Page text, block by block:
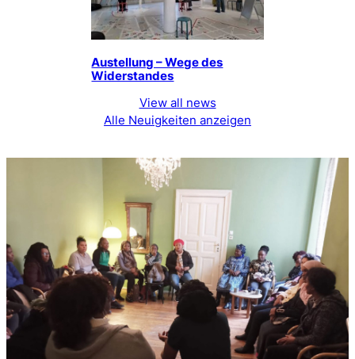
Austellung – Wege des
Widerstandes
View all news
Alle Neuigkeiten anzeigen